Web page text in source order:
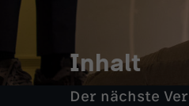
Inhalt
Der nächste